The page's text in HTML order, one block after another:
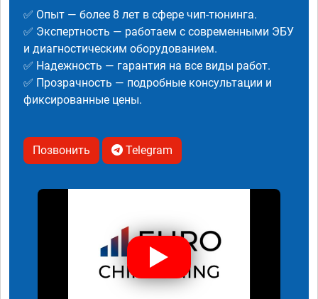
✅ Опыт — более 8 лет в сфере чип-тюнинга.
✅ Экспертность — работаем с современными ЭБУ
и диагностическим оборудованием.
✅ Надежность — гарантия на все виды работ.
✅ Прозрачность — подробные консультации и
фиксированные цены.
Позвонить Telegram